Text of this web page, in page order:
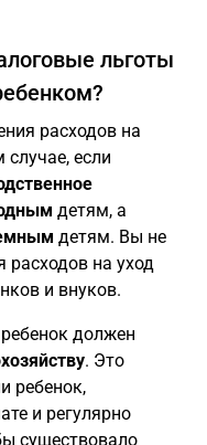
льготы
расходов на
если
детям, а
детям. Вы не
расходов на уход
и внуков.
должен
. Это
ребенок,
и регулярно
существовало